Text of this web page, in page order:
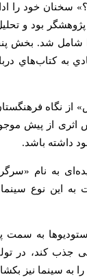
سخنان خود را
بود و
شامل شد. بخش
به كتاب‌هاي
از نگاه
از پیش
داشته باشد.
به ‌نام
به این نوع
به
جذب کند، در
به سینما نیز